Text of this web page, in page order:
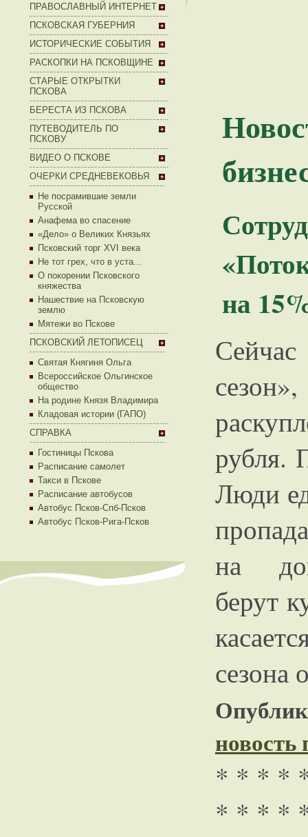
ПРАВОСЛАВНЫЙ ИНТЕРНЕТ
ПСКОВСКАЯ ГУБЕРНИЯ
ИСТОРИЧЕСКИЕ СОБЫТИЯ
РАСКОПКИ НА ПСКОВЩИНЕ
СТАРЫЕ ОТКРЫТКИ
ПСКОВА
БЕРЕСТА ИЗ ПСКОВА
ПУТЕВОДИТЕЛЬ ПО
ПСКОВУ
ВИДЕО О ПСКОВЕ
ОЧЕРКИ СРЕДНЕВЕКОВЬЯ
Не посрамившие земли
Русской
Анафема во спасение
«Дело» о Великих Князьях
Псковский торг XVI века
Не тот грех, что в уста...
О покорении Псковского
княжества
Нашествие на Псковскую
землю
Мятежи во Пскове
ПСКОВСКИЙ ЛЕТОПИСЕЦ
Святая Княгиня Ольга
Всероссийское Ольгинское
общество
На родине Князя Владимира
Кладовая истории (ГАПО)
СПРАВКА
Гостиницы Пскова
Расписание самолет
Такси в Пскове
Расписание автобусов
Автобус Псков-Спб-Псков
Автобус Псков-Рига-Псков
на
рубля.
Люди
на
берут
сезона
* * * *
* * * *